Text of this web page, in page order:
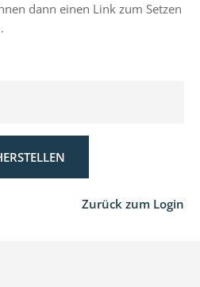
dann einen Link zum Setzen
Zurück zum Login